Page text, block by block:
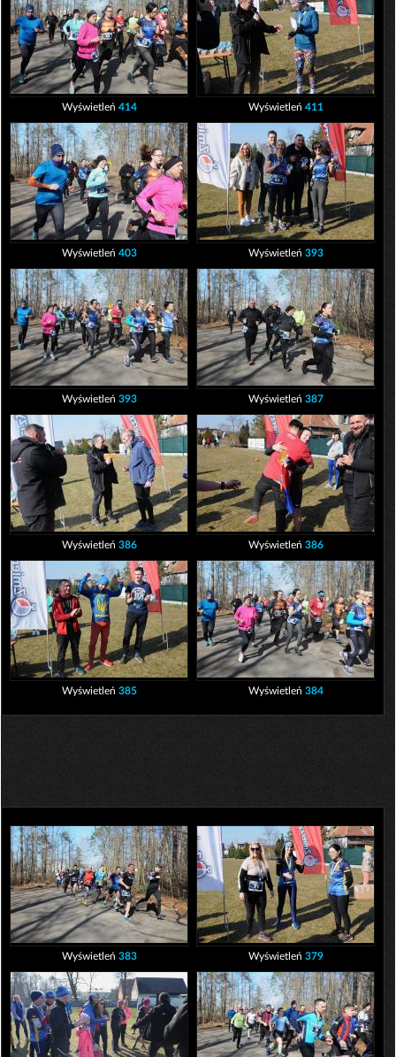
Wyświetleń 414 Wyświetleń 411
Wyświetleń 403 Wyświetleń 393
Wyświetleń 393 Wyświetleń 387
Wyświetleń 386 Wyświetleń 386
Wyświetleń 385 Wyświetleń 384
Wyświetleń 383 Wyświetleń 379